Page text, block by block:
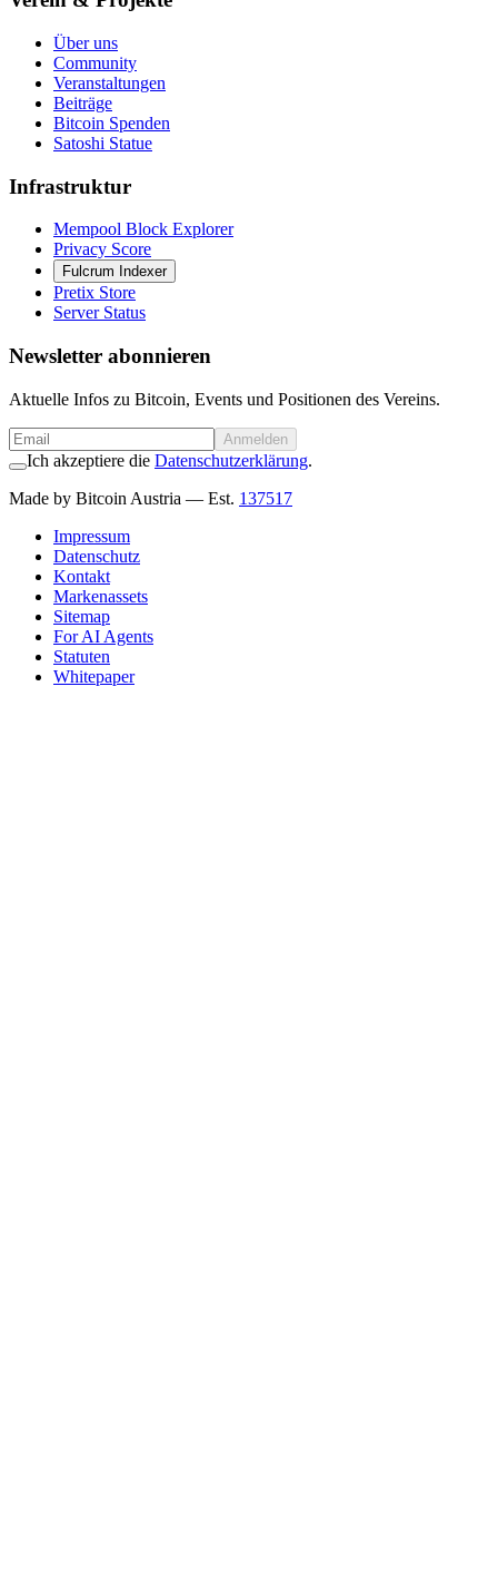
Über uns
Community
Veranstaltungen
Beiträge
Bitcoin Spenden
Satoshi Statue
Infrastruktur
Mempool Block Explorer
Privacy Score
Fulcrum Indexer
Pretix Store
Server Status
Newsletter abonnieren
Aktuelle Infos zu Bitcoin, Events und Positionen des Vereins.
Anmelden
Ich akzeptiere die Datenschutzerklärung.
Made by Bitcoin Austria — Est. 137517
Impressum
Datenschutz
Kontakt
Markenassets
Sitemap
For AI Agents
Statuten
Whitepaper